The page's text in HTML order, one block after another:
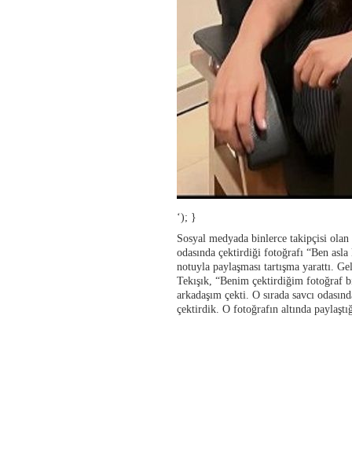
‘); }
Sosyal medyada binlerce takipçisi olan
odasında çektirdiği fotoğrafı “Ben
notuyla paylaşması tartışma yarattı.
Tekışık, “Benim çektirdiğim fotoğraf
arkadaşım çekti. O sırada savcı
çektirdik. O fotoğrafın altında